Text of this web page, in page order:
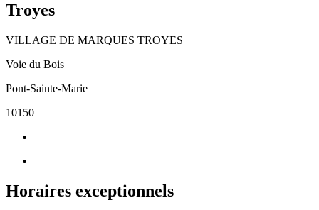
Troyes
VILLAGE DE MARQUES TROYES
Voie du Bois
Pont-Sainte-Marie
10150
Horaires exceptionnels